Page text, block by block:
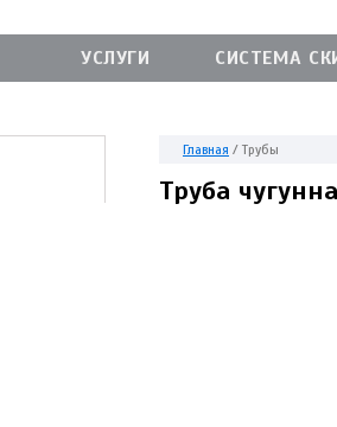
УСЛУГИ СИСТЕМА
Главная / Трубы
Труба